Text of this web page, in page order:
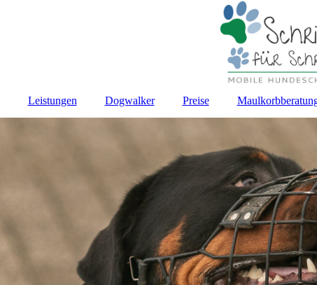
Leistungen Dogwalker Preise